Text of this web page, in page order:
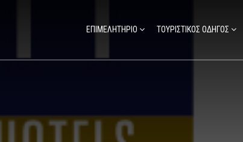
ΕΠΙΜΕΛΗΤΗΡΙΟ ΤΟΥΡΙΣΤΙΚΟΣ ΟΔΗΓΟΣ